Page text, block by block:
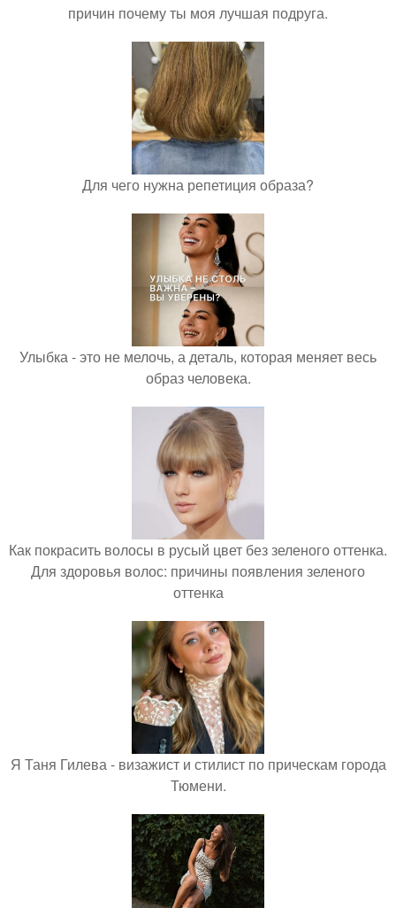
причин почему ты моя лучшая подруга.
Для чего нужна репетиция образа?
Улыбка - это не мелочь, а деталь, которая меняет весь
образ человека.
Как покрасить волосы в русый цвет без зеленого оттенка.
Для здоровья волос: причины появления зеленого
оттенка
Я Таня Гилева - визажист и стилист по прическам города
Тюмени.